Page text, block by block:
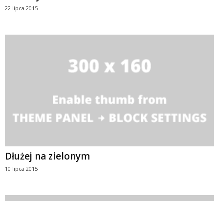
22 lipca 2015
Dłużej na zielonym
10 lipca 2015